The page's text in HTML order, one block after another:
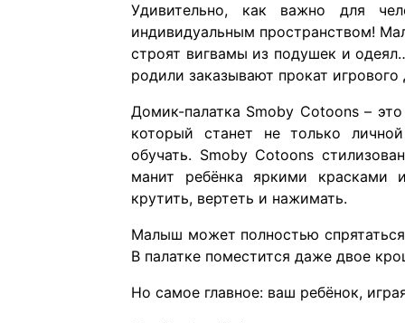
Удивительно, как важно для
индивидуальным пространством!
строят вигвамы из подушек и
родили заказывают прокат
Домик-палатка Smoby Cotoons –
который станет не только
обучать. Smoby Cotoons
манит ребёнка яркими красками
крутить, вертеть и нажимать.
Малыш может полностью
В палатке поместится даже двое
Но самое главное: ваш ребёнок,